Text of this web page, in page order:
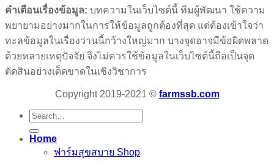
คำเตือนเรื่องข้อมูล: บทความในเว็บไซต์นี้ ทีมผู้พัฒนา ใช้ความ
พยายามอย่างมากในการให้ข้อมูลถูกต้องที่สุด แต่ต้องเข้าใจว่า
ทะลข้อมูลในเรื่องว่านนี้กว้างใหญ่มาก บางจุดอาจมีข้อผิดพลาด
ด้วยหลายเหตุปัจจัย จึงไม่ควรใช้ข้อมูลในเว็บไซต์นี้ถือเป็นจุด
ตัดสินอย่างเด็ดขาดในเชิงวิชาการ
Copyright 2019-2021 © farmssb.com
Search
for:
Home
ฟาร์มสุขสบาย Shop